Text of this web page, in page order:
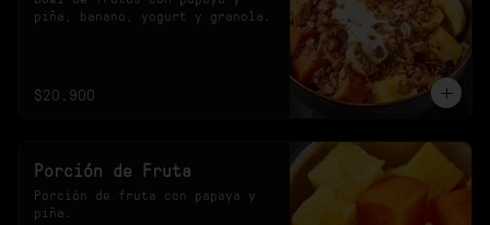
piña, banano, yogurt y granola.
$20.900
Porción de Fruta
Porción de fruta con papaya y
piña.